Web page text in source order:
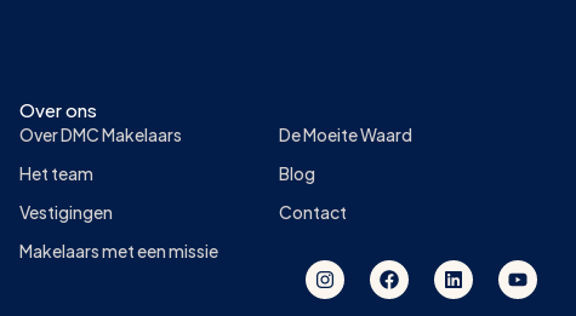
Over ons
Over DMC Makelaars
Het team
Vestigingen
Makelaars met een missie
De Moeite Waard
Blog
Contact